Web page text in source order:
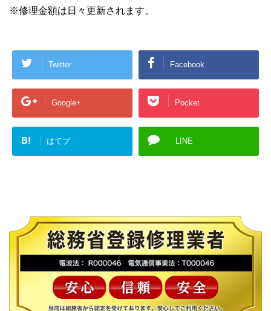
※修理金額は日々更新されます。
Twitter Facebook
Google+ Pocket
B! はてブ LINE